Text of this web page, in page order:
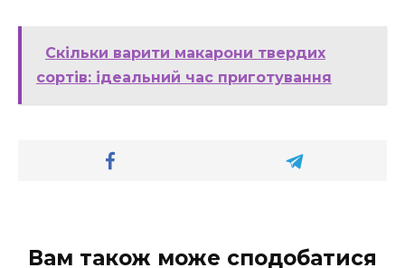
Скільки варити макарони твердих
сортів: ідеальний час приготування
Вам також може сподобатися